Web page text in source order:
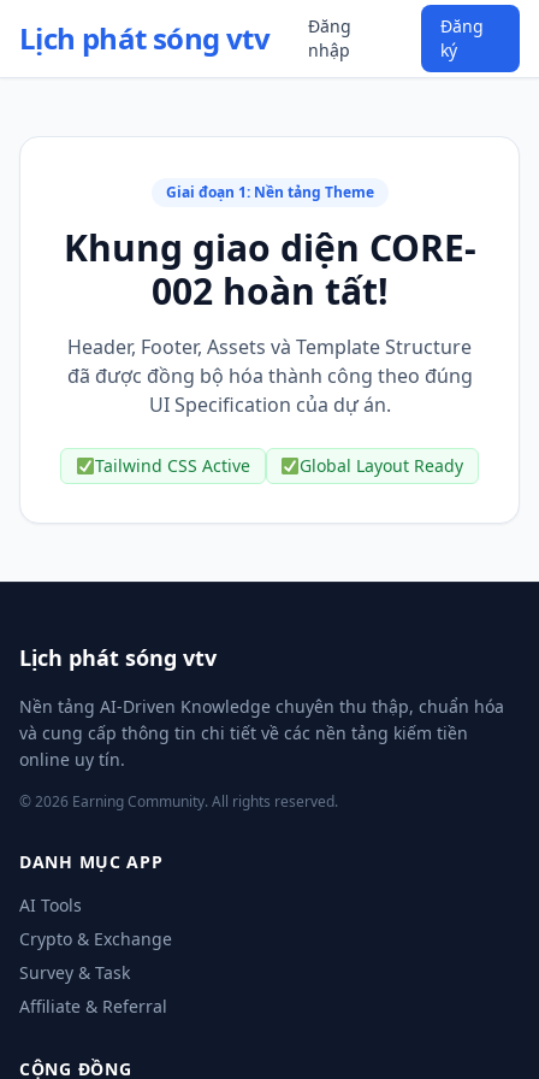
Lịch phát sóng vtv
Đăng
nhập
Đăng
ký
Giai đoạn 1: Nền tảng Theme
Khung giao diện CORE-
002 hoàn tất!
Header, Footer, Assets và Template Structure
đã được đồng bộ hóa thành công theo đúng
UI Specification của dự án.
Tailwind CSS Active Global Layout Ready
Lịch phát sóng vtv
Nền tảng AI-Driven Knowledge chuyên thu thập, chuẩn hóa
và cung cấp thông tin chi tiết về các nền tảng kiếm tiền
online uy tín.
© 2026 Earning Community. All rights reserved.
DANH MỤC APP
AI Tools
Crypto & Exchange
Survey & Task
Affiliate & Referral
CỘNG ĐỒNG